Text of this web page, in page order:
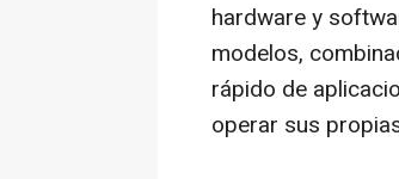
hardware y
modelos,
rápido de
operar sus